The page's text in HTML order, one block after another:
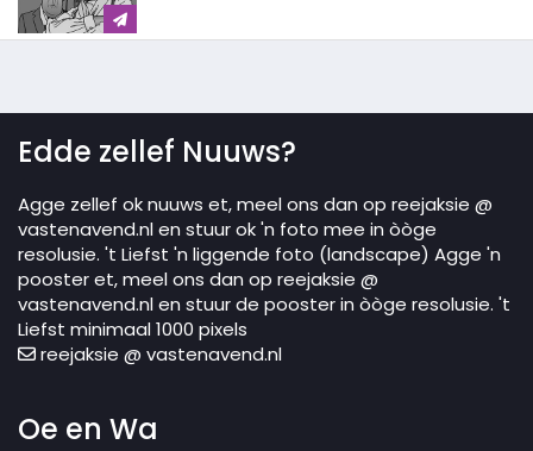
Edde zellef Nuuws?
Agge zellef ok nuuws et, meel ons dan op reejaksie @
vastenavend.nl en stuur ok 'n foto mee in òòge
resolusie. 't Liefst 'n liggende foto (landscape) Agge 'n
pooster et, meel ons dan op reejaksie @
vastenavend.nl en stuur de pooster in òòge resolusie. 't
Liefst minimaal 1000 pixels
reejaksie @ vastenavend.nl
Oe en Wa